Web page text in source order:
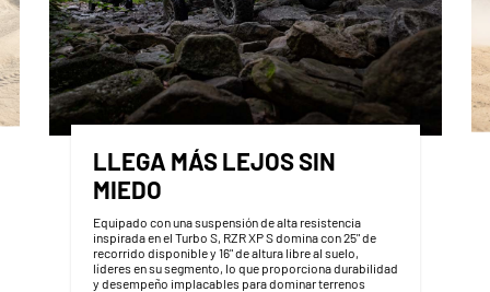
LLEGA MÁS LEJOS SIN
MIEDO
Equipado con una suspensión de alta resistencia
inspirada en el Turbo S, RZR XP S domina con 25" de
recorrido disponible y 16" de altura libre al suelo,
líderes en su segmento, lo que proporciona durabilidad
y desempeño implacables para dominar terrenos